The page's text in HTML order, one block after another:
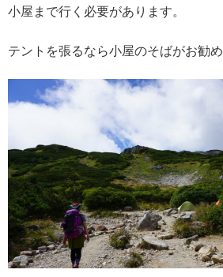
小屋まで行く必要があります。
テントを張るなら小屋のそばがお勧め